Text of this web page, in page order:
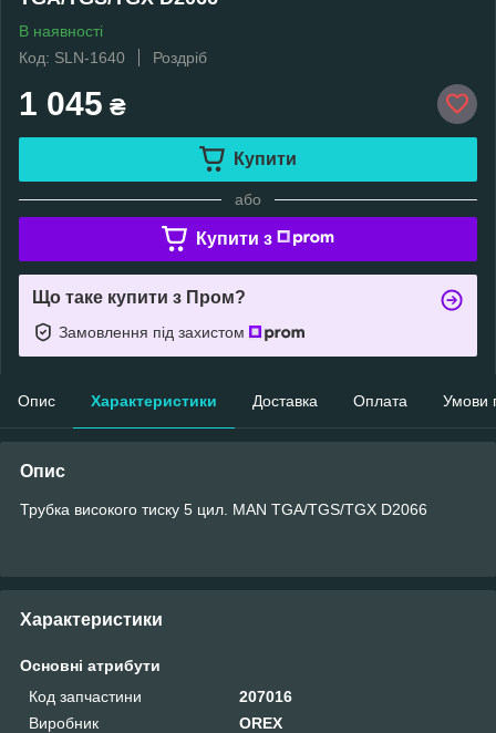
В наявності
Код: SLN-1640
Роздріб
1 045 ₴
Купити
або
Купити з
Що таке купити з Пром?
Замовлення під захистом
Опис Характеристики Доставка Оплата Умови
Опис
Трубка високого тиску 5 цил. MAN TGA/TGS/TGX D2066
Характеристики
Основні атрибути
Код запчастини
207016
Виробник
OREX